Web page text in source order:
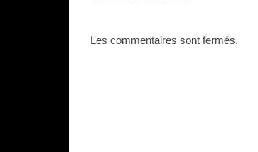
Les commentaires sont fermés.